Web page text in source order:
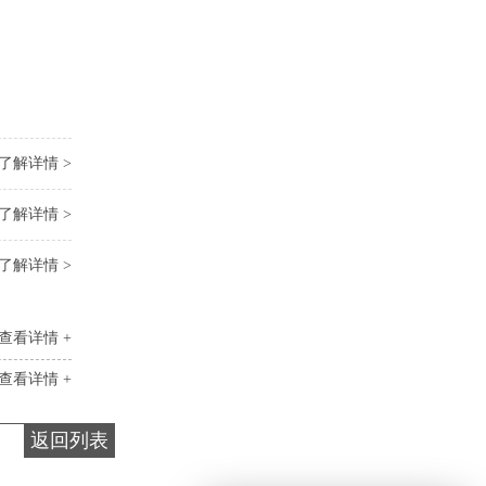
了解详情 >
了解详情 >
了解详情 >
看详情 +
看详情 +
返回列表